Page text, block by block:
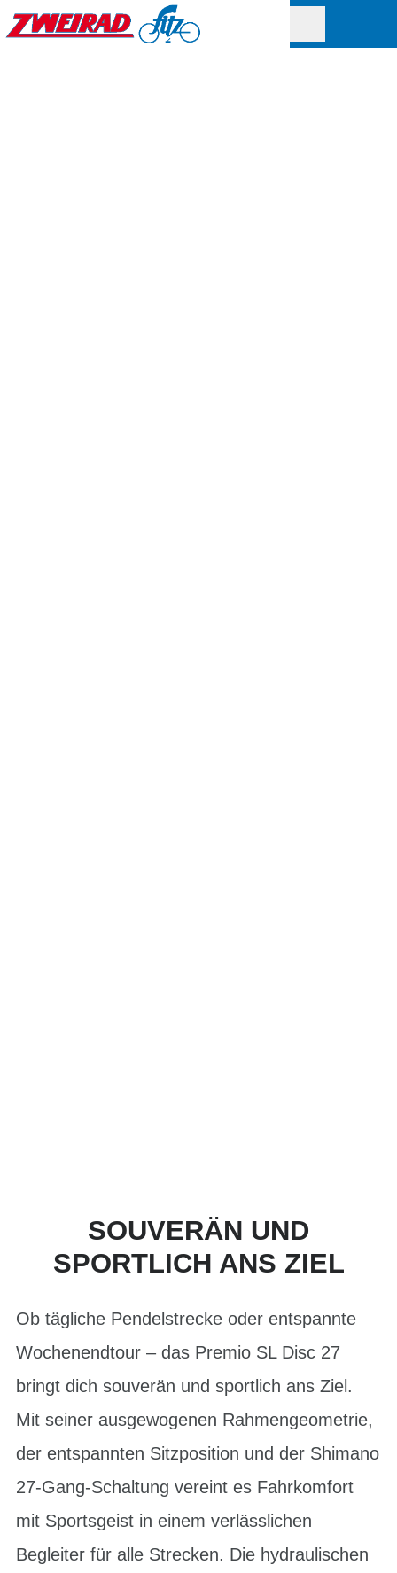
SOUVERÄN UND
SPORTLICH ANS ZIEL
Ob tägliche Pendelstrecke oder entspannte
Wochenendtour – das Premio SL Disc 27
bringt dich souverän und sportlich ans Ziel.
Mit seiner ausgewogenen Rahmengeometrie,
der entspannten Sitzposition und der Shimano
27-Gang-Schaltung vereint es Fahrkomfort
mit Sportsgeist in einem verlässlichen
Begleiter für alle Strecken. Die hydraulischen